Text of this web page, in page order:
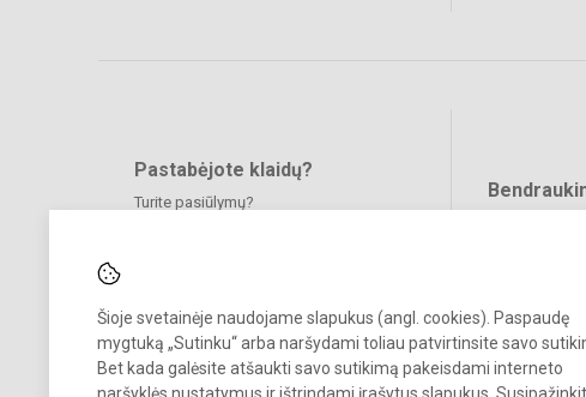
Šioje svetainėje naudojame slapukus (angl. cookies). Paspaudę
mygtuką „Sutinku“ arba naršydami toliau patvirtinsite savo
Bet kada galėsite atšaukti savo sutikimą pakeisdami interneto
Pastabėjote klaidų?
Turite pasiūlymų?